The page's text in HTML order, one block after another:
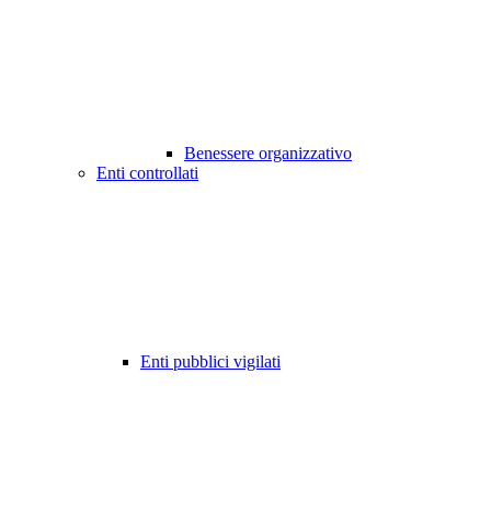
Benessere organizzativo
Enti controllati
Enti pubblici vigilati